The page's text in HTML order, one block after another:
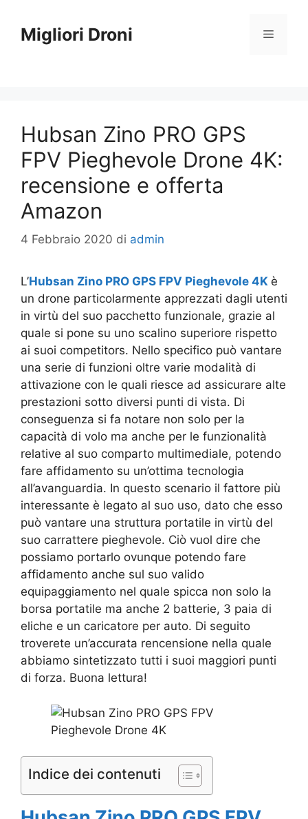
contenuto
Migliori Droni Menu
Hubsan Zino PRO GPS
FPV Pieghevole Drone 4K:
recensione e offerta
Amazon
4 Febbraio 2020 di admin
L’Hubsan Zino PRO GPS FPV Pieghevole 4K è
un drone particolarmente apprezzati dagli utenti
in virtù del suo pacchetto funzionale, grazie al
quale si pone su uno scalino superiore rispetto
ai suoi competitors. Nello specifico può vantare
una serie di funzioni oltre varie modalità di
attivazione con le quali riesce ad assicurare alte
prestazioni sotto diversi punti di vista. Di
conseguenza si fa notare non solo per la
capacità di volo ma anche per le funzionalità
relative al suo comparto multimediale, potendo
fare affidamento su un’ottima tecnologia
all’avanguardia. In questo scenario il fattore più
interessante è legato al suo uso, dato che esso
può vantare una struttura portatile in virtù del
suo carrattere pieghevole. Ciò vuol dire che
possiamo portarlo ovunque potendo fare
affidamento anche sul suo valido
equipaggiamento nel quale spicca non solo la
borsa portatile ma anche 2 batterie, 3 paia di
eliche e un caricatore per auto. Di seguito
troverete un’accurata rencensione nella quale
abbiamo sintetizzato tutti i suoi maggiori punti
di forza. Buona lettura!
Indice dei contenuti